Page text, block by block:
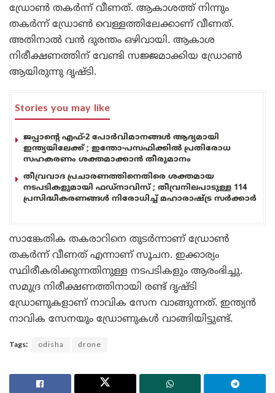
ഡ്രോൺ തകർന്ന് വീണത്. ആകാശത്ത് നിന്നും
തകർന്ന് ഡ്രോൺ വെള്ളത്തിലേക്കാണ് വീണത്.
അതിനാൽ വൻ ദുരന്തം ഒഴിവായി. ആകാശ
നിരീക്ഷണത്തിന് വേണ്ടി സജ്ജമാക്കിയ ഡ്രോൺ
ആയിരുന്നു ദൃഷ്ടി.
Stories you may like
ജപ്പാന്റെ എഫ്-2 പോർവിമാനങ്ങൾ ആദ്യമായി
ഇന്ത്യയിലേക്ക് ; ഇന്തോ-പസഫിക്കിൽ പ്രതിരോധ
സഹകരണം ശക്തമാക്കാൻ തീരുമാനം
തീവ്രവാദ പ്രചാരണത്തിനെതിരെ ശക്തമായ
നടപടികളുമായി ഫഡ്നാവിസ് ; തീവ്രനിലപാടുള്ള 114
പ്രസിദ്ധീകരണങ്ങൾ നിരോധിച്ച് മഹാരാഷ്ട്ര സർക്കാർ
സാങ്കേതിക തകരാറിനെ തുടർന്നാണ് ഡ്രോൺ
തകർന്ന് വീണത് എന്നാണ് സൂചന. ഇക്കാര്യം
സ്ഥിരീകരിക്കുന്നതിനുള്ള നടപടികളും ആരംഭിച്ചു.
സമുദ്ര നിരീക്ഷണത്തിനായി രണ്ട് ദൃഷ്ടി
ഡ്രോണുകളാണ് നാവിക സേന വാങ്ങുന്നത്. ഇന്ത്യൻ
നാവിക സേനയും ഡ്രോണുകൾ വാങ്ങിയിട്ടുണ്ട്.
Tags: odisha drone